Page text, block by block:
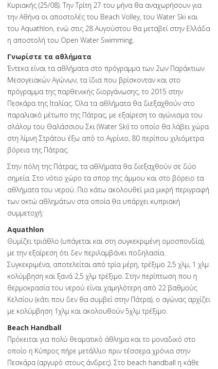
Κυριακής (25/08). Την Τρίτη 27 του μήνα θα αναχωρήσουν για
την Αθήνα οι αποστολές του Beach Volley, του Water Ski και
του Aquathlon, ενώ στις 28 Αυγούστου θα μεταβεί στην Ελλάδα
η αποστολή του Open Water Swimming.
Γνωρίστε τα αθλήματα
Έντεκα είναι τα αθλήματα στο πρόγραμμα των 2ων Παράκτιων
Μεσογειακών Αγώνων, τα ίδια που βρίσκονταν και στο
πρόγραμμα της παρθενικής διοργάνωσης, το 2015 στην
Πεσκάρα της Ιταλίας. Όλα τα αθλήματα θα διεξαχθούν στο
παραλιακό μέτωπο της Πάτρας, με εξαίρεση το αγώνισμα του
σλάλομ του Θαλάσσιου Σκι (Water Ski) το οποίο θα λάβει χώρα
στη λίμνη Στράτου έξω από το Αγρίνιο, 80 περίπου χιλιόμετρα
βόρεια της Πάτρας.
Στην πόλη της Πάτρας, τα αθλήματα θα διεξαχθούν σε δύο
σημεία. Στο νότιο χώρο τα σπορ της άμμου και στο βόρειο τα
αθλήματα του νερού. Πιο κάτω ακολουθεί μια μικρή περιγραφή
των οκτώ αθλημάτων στα οποία θα υπάρχει κυπριακή
συμμετοχή:
Aquathlon
Θυμίζει τριάθλο (υπάγεται και στη συγκεκριμένη ομοσπονδία),
με την εξαίρεση ότι δεν περιλαμβάνει ποδηλασία.
Συγκεκριμένα, αποτελείται από τρία μέρη, τρέξιμο 2,5 χλμ, 1 χλμ
κολύμβηση και ξανά 2,5 χλμ τρέξιμο. Στην περίπτωση που η
θερμοκρασία του νερού είναι χαμηλότερη από 22 βαθμούς
Κελσίου (κάτι που δεν θα συμβεί στην Πάτρα), ο αγώνας αρχίζει
με κολύμβηση 1χλμ και ακολουθούν 5χλμ τρέξιμο.
Beach Handball
Πρόκειται για πολύ θεαματικό άθλημα και το μοναδικό στο
οποίο η Κύπρος πήρε μετάλλιο πριν τέσσερα χρόνια στην
Πεσκάρα (αργυρό στους άνδρες). Στο beach handball η κάθε